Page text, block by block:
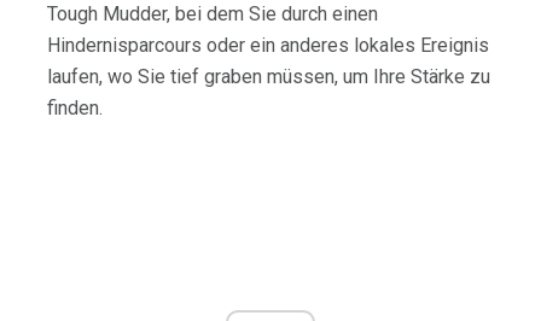
Tough Mudder, bei dem Sie durch einen
Hindernisparcours oder ein anderes lokales Ereignis
laufen, wo Sie tief graben müssen, um Ihre Stärke zu
finden.